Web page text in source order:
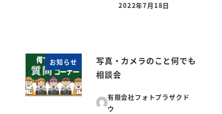
投稿日
2022年7月18日
お知らせ
写真・カメラのこと何でも
相談会
有限会社フォトプラザクド
ウ